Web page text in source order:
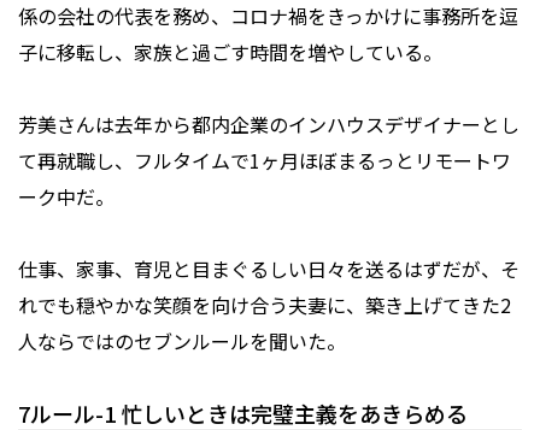
係の会社の代表を務め、コロナ禍をきっかけに事務所を逗
子に移転し、家族と過ごす時間を増やしている。
芳美さんは去年から都内企業のインハウスデザイナーとし
て再就職し、フルタイムで1ヶ月ほぼまるっとリモートワ
ーク中だ。
仕事、家事、育児と目まぐるしい日々を送るはずだが、そ
れでも穏やかな笑顔を向け合う夫妻に、築き上げてきた2
人ならではのセブンルールを聞いた。
7ルール-1 忙しいときは完璧主義をあきらめる